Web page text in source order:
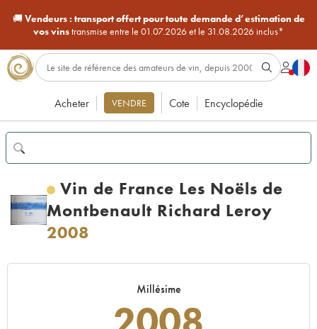
🚚Vendeurs : transport offert pour toute demande d’estimation de
vos vinstransmise entre le 01.07.2026 et le 31.08.2026 inclus*
Acheter VENDRE Cote Encyclopédie
Vin de France Les Noëls de
Montbenault Richard Leroy
2008
Millésime